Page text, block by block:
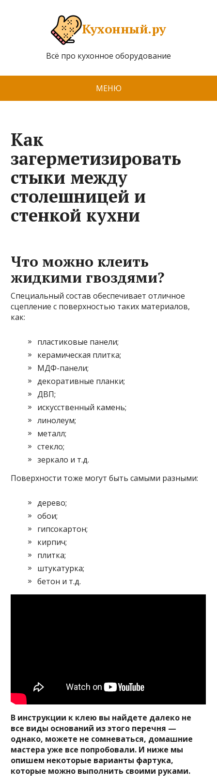
Кухонный.ру
Всё про кухонное оборудование
МЕНЮ
Как
загерметизировать
стыки между
столешницей и
стенкой кухни
Что можно клеить
жидкими гвоздями?
Специальный состав обеспечивает отличное
сцепление с поверхностью таких материалов,
как:
пластиковые панели;
керамическая плитка;
МДФ-панели;
декоративные планки;
ДВП;
искусственный камень;
линолеум;
металл;
стекло;
зеркало и т.д.
Поверхности тоже могут быть самыми разными:
дерево;
обои;
гипсокартон;
кирпич;
плитка;
штукатурка;
бетон и т.д.
В инструкции к клею вы найдете далеко не
все виды оснований из этого перечня —
однако, можете не сомневаться, домашние
мастера уже все попробовали. И ниже мы
опишем некоторые варианты фартука,
которые можно выполнить своими руками.